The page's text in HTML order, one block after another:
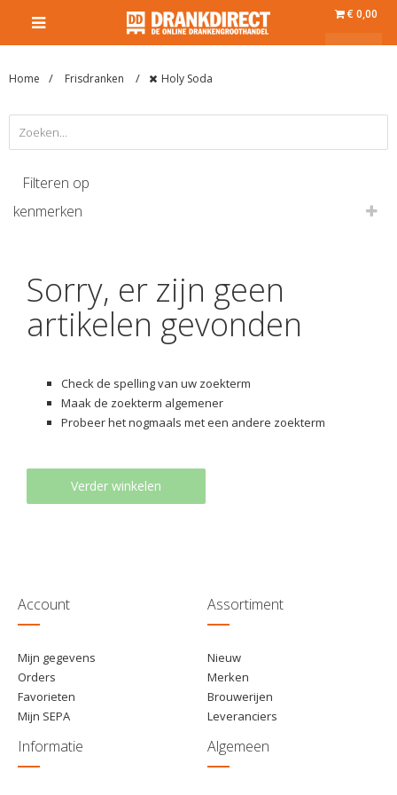
€ 0,00
Home Frisdranken Holy Soda
Filteren op
kenmerken
Sorry, er zijn geen
artikelen gevonden
Check de spelling van uw zoekterm
Maak de zoekterm algemener
Probeer het nogmaals met een andere zoekterm
Verder winkelen
Account
Mijn gegevens
Orders
Favorieten
Mijn SEPA
Assortiment
Nieuw
Merken
Brouwerijen
Leveranciers
Informatie Algemeen